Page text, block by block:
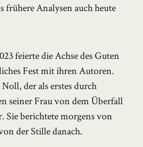
frühere Analysen auch heute
feierte die Achse des Guten
Fest mit ihren Autoren.
der als erstes durch
seiner Frau von dem Überfall
Sie berichtete morgens von
der Stille danach.